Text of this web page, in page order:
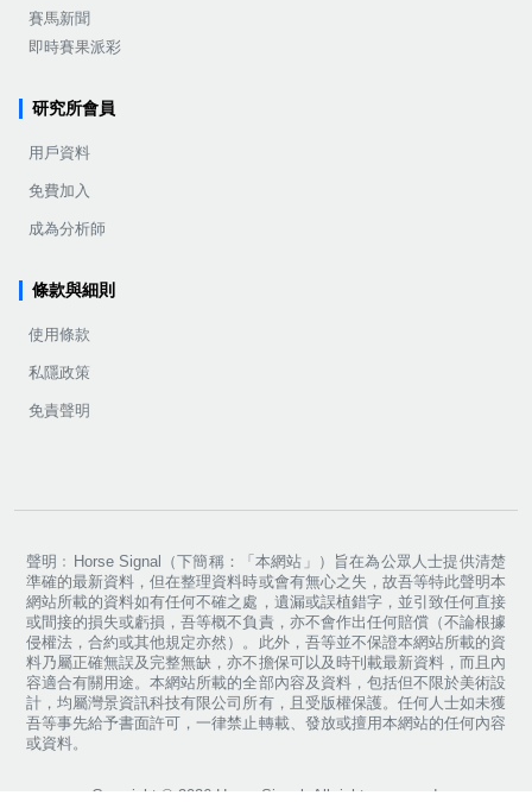
賽馬新聞
即時賽果派彩
研究所會員
用戶資料
免費加入
成為分析師
條款與細則
使用條款
私隱政策
免責聲明
聲明﹕Horse Signal（下簡稱：「本網站」）旨在為公眾人士提供清楚
準確的最新資料，但在整理資料時或會有無心之失，故吾等特此聲明本
網站所載的資料如有任何不確之處，遺漏或誤植錯字，並引致任何直接
或間接的損失或虧損，吾等概不負責，亦不會作出任何賠償（不論根據
侵權法，合約或其他規定亦然）。此外，吾等並不保證本網站所載的資
料乃屬正確無誤及完整無缺，亦不擔保可以及時刊載最新資料，而且內
容適合有關用途。本網站所載的全部內容及資料，包括但不限於美術設
計，均屬灣景資訊科技有限公司所有，且受版權保護。任何人士如未獲
吾等事先給予書面許可，一律禁止轉載、發放或擅用本網站的任何內容
或資料。
Copyright © 2026Horse Signal. All rights reserved.